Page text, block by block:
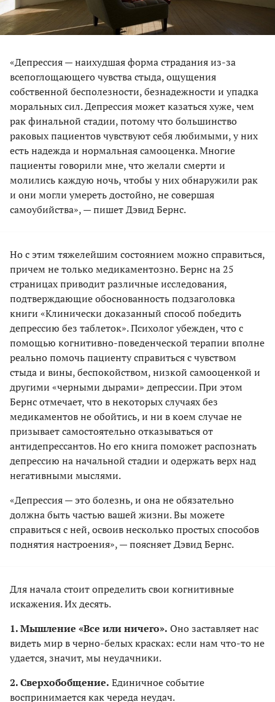
«Депрессия — наихудшая форма страдания из-за
всепоглощающего чувства стыда, ощущения
собственной бесполезности, безнадежности и упадка
моральных сил. Депрессия может казаться хуже, чем
рак финальной стадии, потому что большинство
раковых пациентов чувствуют себя любимыми, у них
есть надежда и нормальная самооценка. Многие
пациенты говорили мне, что желали смерти и
молились каждую ночь, чтобы у них обнаружили рак
и они могли умереть достойно, не совершая
самоубийства», — пишет Дэвид Бернс.
Но с этим тяжелейшим состоянием можно справиться,
причем не только медикаментозно. Бернс на 25
страницах приводит различные исследования,
подтверждающие обоснованность подзаголовка
книги «Клинически доказанный способ победить
депрессию без таблеток». Психолог убежден, что с
помощью когнитивно-поведенческой терапии вполне
реально помочь пациенту справиться с чувством
стыда и вины, беспокойством, низкой самооценкой и
другими «черными дырами» депрессии. При этом
Бернс отмечает, что в некоторых случаях без
медикаментов не обойтись, и ни в коем случае не
призывает самостоятельно отказываться от
антидепрессантов. Но его книга поможет распознать
депрессию на начальной стадии и одержать верх над
негативными мыслями.
«Депрессия — это болезнь, и она не обязательно
должна быть частью вашей жизни. Вы можете
справиться с ней, освоив несколько простых способов
поднятия настроения», — поясняет Дэвид Бернс.
Для начала стоит определить свои когнитивные
искажения. Их десять.
1. Мышление «Все или ничего». Оно заставляет нас
видеть мир в черно-белых красках: если нам что-то не
удается, значит, мы неудачники.
2. Сверхобобщение. Единичное событие
воспринимается как череда неудач.